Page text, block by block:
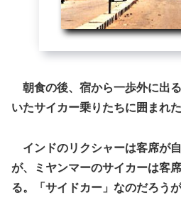
朝食の後、宿から一歩外に出
いたサイカー乗りたちに囲まれた
インドのリクシャーは客席が
が、ミヤンマーのサイカーは客
る。「サイドカー」なのだろう